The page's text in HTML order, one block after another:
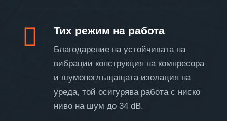
Тих режим на работа
Благодарение на устойчивата на
вибрации конструкция на компресора
и шумопоглъщащата изолация на
уреда, той осигурява работа с ниско
ниво на шум до 34 dB.